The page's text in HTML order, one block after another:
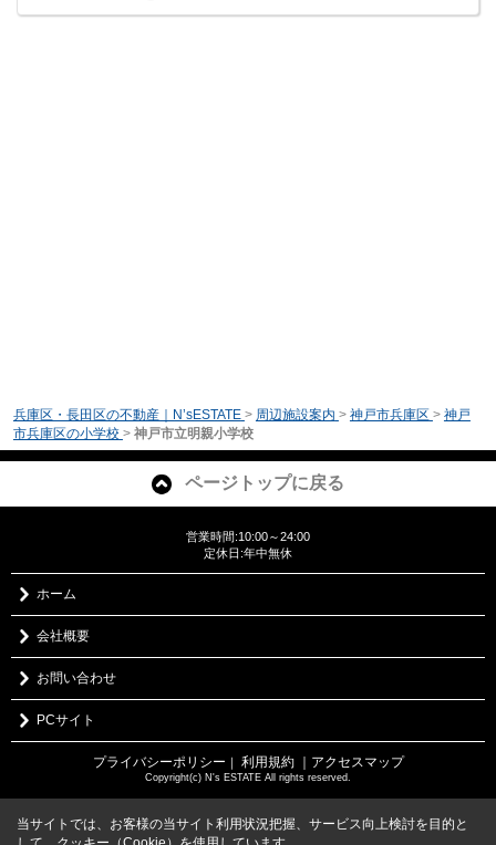
兵庫区・長田区の不動産｜N’sESTATE > 周辺施設案内 > 神戸市兵庫区 > 神戸
市兵庫区の小学校 > 神戸市立明親小学校
ページトップに戻る
営業時間:10:00～24:00
定休日:年中無休
ホーム
会社概要
お問い合わせ
PCサイト
プライバシーポリシー ｜ 利用規約 ｜アクセスマップ
Copyright(c) N's ESTATE All rights reserved.
当サイトでは、お客様の当サイト利用状況把握、サービス向上検討を目的と